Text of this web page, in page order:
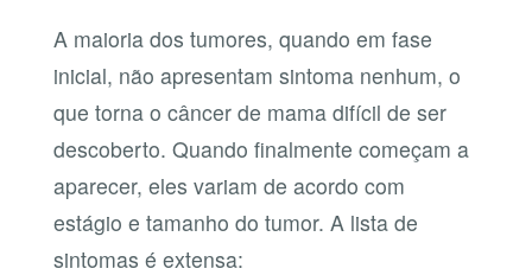
A maioria dos tumores, quando em fase
inicial, não apresentam sintoma nenhum, o
que torna o câncer de mama difícil de ser
descoberto. Quando finalmente começam a
aparecer, eles variam de acordo com
estágio e tamanho do tumor. A lista de
sintomas é extensa: